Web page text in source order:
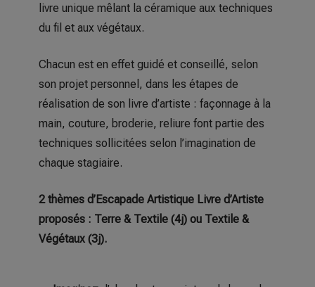
livre unique mêlant la céramique aux techniques
du fil et aux végétaux.
Chacun est en effet guidé et conseillé, selon
son projet personnel, dans les étapes de
réalisation de son livre d’artiste : façonnage à la
main, couture, broderie, reliure font partie des
techniques sollicitées selon l’imagination de
chaque stagiaire.
2 thèmes d’Escapade Artistique Livre d’Artiste
proposés : Terre & Textile (4j) ou Textile &
Végétaux (3j).